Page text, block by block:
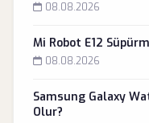
08.08.2026
Mi Robot E12
08.08.2026
Samsung Galaxy
Olur?